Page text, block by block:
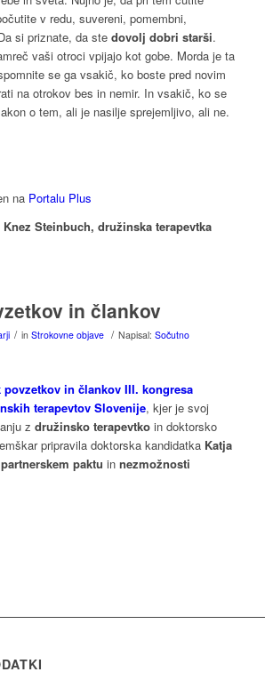
v redu, suvereni, pomembni,
si priznate, da ste dovolj dobri starši.
vaši otroci vpijajo kot gobe. Morda je ta
se ga vsakič, ko boste pred novim
na otrokov bes in nemir. In vsakič, ko se
o tem, ali je nasilje sprejemljivo, ali ne.
na Portalu Plus
Knez Steinbuch, družinska terapevtka
in člankov
/ in Strokovne objave / Napisal: Sočutno
povzetkov in člankov III. kongresa
terapevtov Slovenije, kjer je svoj
z družinsko terapevtkoin doktorsko
pripravila doktorska kandidatka Katja
partnerskem paktu in nezmožnosti